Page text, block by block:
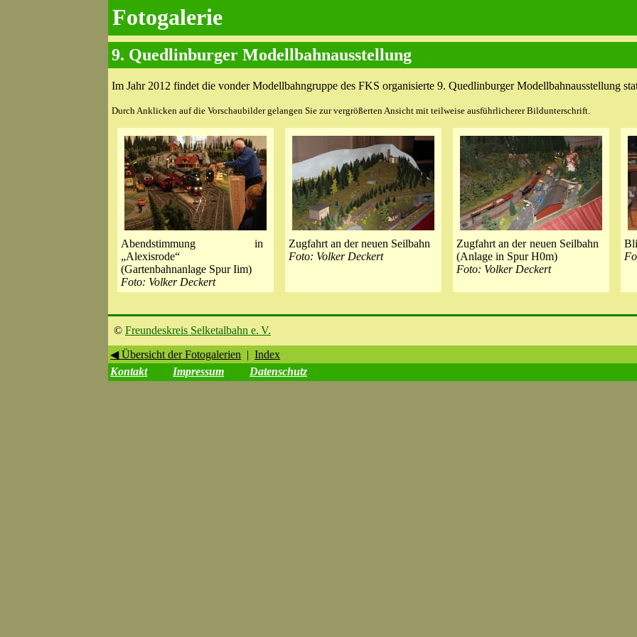
Fotogalerie
9. Quedlinburger Modellbahnausstellung
Im Jahr 2012 findet die vonder Modellbahngruppe des FKS organisierte 9. Quedlinburger Modellbahnausstellung
Durch Anklicken auf die Vorschaubilder gelangen Sie zur vergrößerten Ansicht mit teilweise ausführlicherer Bildunterschrift.
Abendstimmung in
„Alexisrode“
(Gartenbahnanlage Spur Iim)
Foto: Volker Deckert
Zugfahrt an der neuen Seilbahn
Foto: Volker Deckert
Zugfahrt an der neuen Seilbahn
(Anlage in Spur H0m)
Foto: Volker Deckert
© Freundeskreis Selketalbahn e. V.
◀ Übersicht der Fotogalerien |Index
Kontakt
Impressum Datenschutz